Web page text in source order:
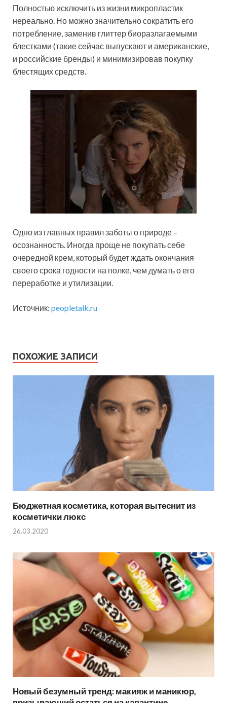
Полностью исключить из жизни микропластик
нереально. Но можно значительно сократить его
потребление, заменив глиттер биоразлагаемыми
блестками (такие сейчас выпускают и американские,
и российские бренды) и минимизировав покупку
блестящих средств.
Одно из главных правил заботы о природе –
осознанность. Иногда проще не покупать себе
очередной крем, который будет ждать окончания
своего срока годности на полке, чем думать о его
переработке и утилизации.
Источник: peopletalk.ru
ПОХОЖИЕ ЗАПИСИ
Бюджетная косметика, которая вытеснит из
косметички люкс
26.03.2020
Новый безумный тренд: макияж и маникюр,